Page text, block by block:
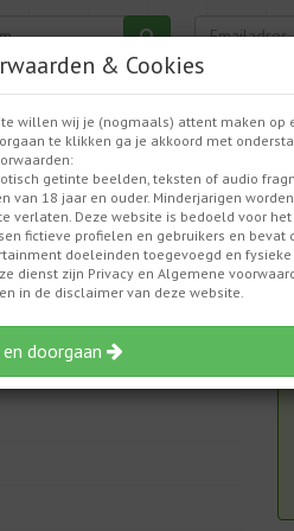
Home
jaar)
& Cookies
willen wij je (nogmaals) attent maken op
te klikken ga je akkoord met
getinte beelden, teksten of audio
van 18 jaar en ouder. Minderjarigen
verlaten. Deze website is bedoeld voor
fictieve profielen en gebruikers en bevat
doeleinden toegevoegd en
dienst zijn Privacy en Algemene
in de disclaimer van deze website.
doorgaan